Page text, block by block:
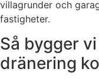
villagrunder och
fastigheter.
Så bygger
dränering